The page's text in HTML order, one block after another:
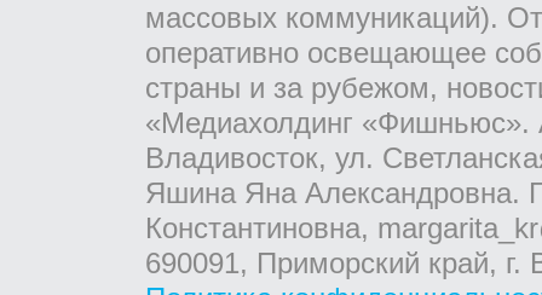
массовых коммуникаций).
оперативно освещающее
страны и за рубежом,
«Медиахолдинг «Фишньюс».
Владивосток, ул.
Яшина Яна Александровна.
Константиновна,
690091, Приморский край,